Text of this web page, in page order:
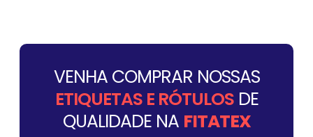
VENHA COMPRAR NOSSAS
ETIQUETAS E RÓTULOSDE
QUALIDADE NA FITATEX